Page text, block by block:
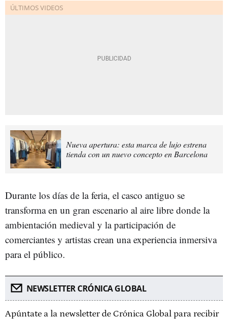
Nueva apertura: esta marca de lujo estrena
tienda con un nuevo concepto en Barcelona
Durante los días de la feria, el casco antiguo se
transforma en un gran escenario al aire libre donde la
ambientación medieval y la participación de
comerciantes y artistas crean una experiencia inmersiva
para el público.
NEWSLETTER CRÓNICA GLOBAL
Apúntate a la newsletter de Crónica Global para recibir